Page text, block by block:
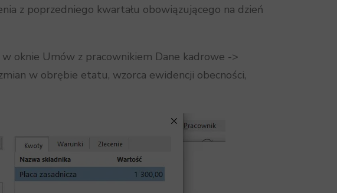
z poprzedniego kwartału obowiązującego na dzień
oknie Umów z pracownikiem Dane kadrowe ->
w obrębie etatu, wzorca ewidencji obecności,